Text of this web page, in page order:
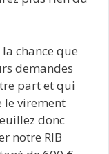
chance que
demandes
part et qui
le virement
donc
notre RIB